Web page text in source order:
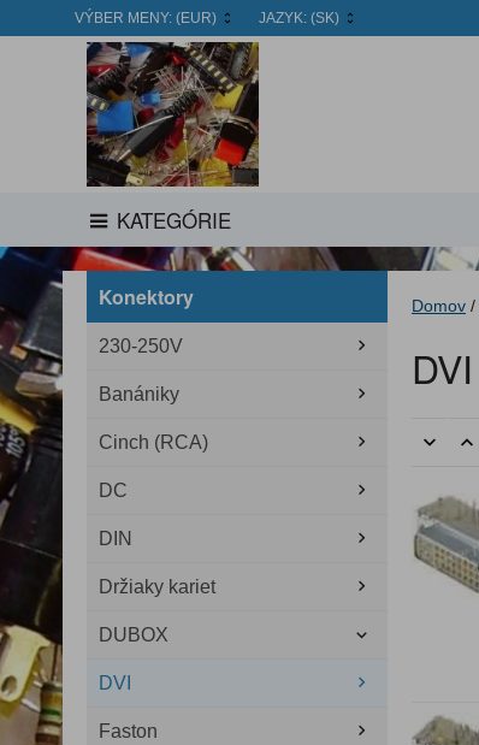
VÝBER MENY: (EUR) JAZYK: (SK)
KATEGÓRIE
Konektory
230-250V
Banániky
Cinch (RCA)
DC
DIN
Držiaky kariet
DUBOX
DVI
Faston
Domov /
DVI